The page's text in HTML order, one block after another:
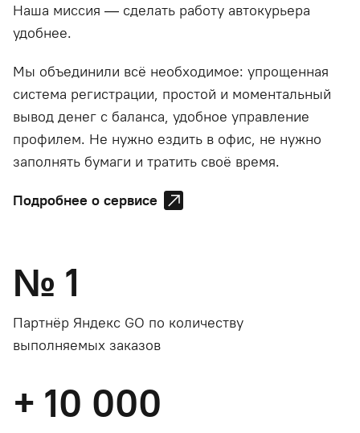
Наша миссия — сделать работу автокурьера
удобнее.
Мы объединили всё необходимое: упрощенная
система регистрации, простой и моментальный
вывод денег с баланса, удобное управление
профилем. Не нужно ездить в офис, не нужно
заполнять бумаги и тратить своё время.
Подробнее о сервисе
№ 1
Партнёр Яндекс GO по количеству
выполняемых заказов
+ 10 000